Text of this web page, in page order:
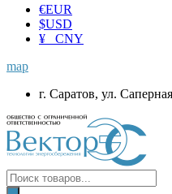
€EUR
$USD
¥ CNY
map
г. Саратов, ул.